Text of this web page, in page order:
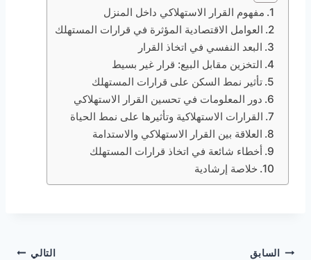
مفهوم القرار الاستهلاكي داخل المنزل
العوامل الاقتصادية المؤثرة في قرارات المستهلك
البعد النفسي في اتخاذ القرار
التخزين مقابل البيع: قرار غير بسيط
تأثير نمط السكن على قرارات المستهلك
دور المعلومات في تحسين القرار الاستهلاكي
القرارات الاستهلاكية وتأثيرها على نمط الحياة
العلاقة بين القرار الاستهلاكي والاستدامة
أخطاء شائعة في اتخاذ قرارات المستهلك
خلاصة إرشادية
السابق التالي